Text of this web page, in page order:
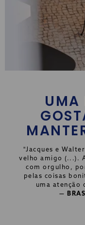
UMA
"Jacques e
velho amigo (...).
com orgulho,
pelas coisas
uma atenção
—